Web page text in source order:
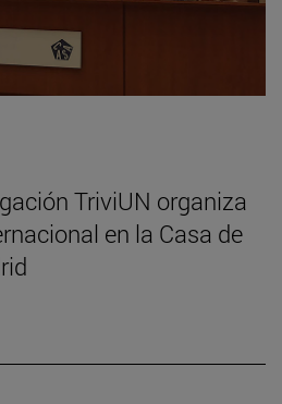
TriviUN organiza
en la Casa de